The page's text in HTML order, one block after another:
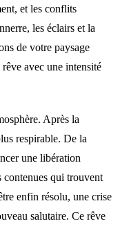
et les conflits
les éclairs et la
de votre paysage
avec une intensité
Après la
respirable. De la
une libération
qui trouvent
enfin résolu, une crise
salutaire. Ce rêve